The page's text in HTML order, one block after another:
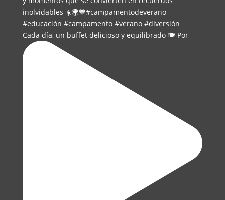
Cada día, un buffet delicioso y equilibrado 🍽️ Por